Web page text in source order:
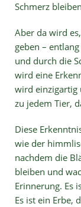
Schmerz
Aber da wird
geben –
und durch die
wird eine
wird einzigartig
zu jedem Tier,
Diese
wie der
nachdem die
bleiben und
Erinnerung. Es
Es ist ein Erbe,